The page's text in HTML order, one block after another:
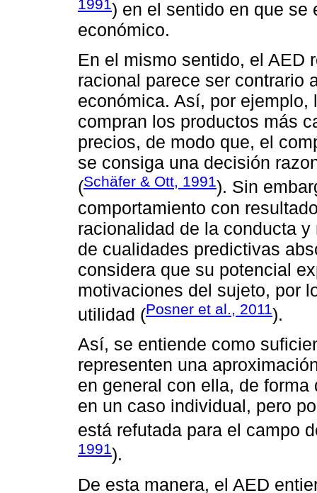
1991) en el sentido en que se
económico.
En el mismo sentido, el AED
racional parece ser contrario
económica. Así, por
compran los productos más
precios, de modo que, el
se consiga una decisión
(Schäfer & Ott, 1991). Sin
comportamiento con
racionalidad de la conducta
de cualidades predictivas
considera que su potencial
motivaciones del sujeto, por
utilidad (Posner et al., 2011).
Así, se entiende como
representen una
en general con ella, de
en un caso individual, pero
está refutada para el campo
1991).
De esta manera, el AED